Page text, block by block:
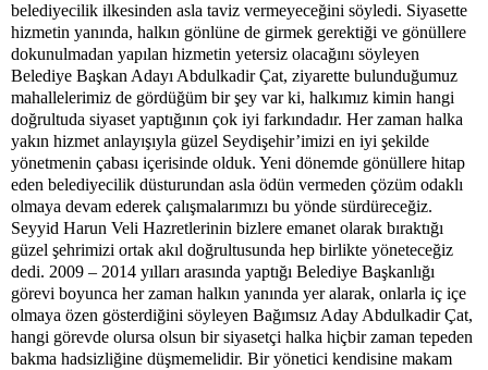
belediyecilik ilkesinden asla taviz vermeyeceğini söyledi. Siyasette
hizmetin yanında, halkın gönlüne de girmek gerektiği ve gönüllere
dokunulmadan yapılan hizmetin yetersiz olacağını söyleyen
Belediye Başkan Adayı Abdulkadir Çat, ziyarette bulunduğumuz
mahallelerimiz de gördüğüm bir şey var ki, halkımız kimin hangi
doğrultuda siyaset yaptığının çok iyi farkındadır. Her zaman halka
yakın hizmet anlayışıyla güzel Seydişehir’imizi en iyi şekilde
yönetmenin çabası içerisinde olduk. Yeni dönemde gönüllere hitap
eden belediyecilik düsturundan asla ödün vermeden çözüm odaklı
olmaya devam ederek çalışmalarımızı bu yönde sürdüreceğiz.
Seyyid Harun Veli Hazretlerinin bizlere emanet olarak bıraktığı
güzel şehrimizi ortak akıl doğrultusunda hep birlikte yöneteceğiz
dedi. 2009 – 2014 yılları arasında yaptığı Belediye Başkanlığı
görevi boyunca her zaman halkın yanında yer alarak, onlarla iç içe
olmaya özen gösterdiğini söyleyen Bağımsız Aday Abdulkadir Çat,
hangi görevde olursa olsun bir siyasetçi halka hiçbir zaman tepeden
bakma hadsizliğine düşmemelidir. Bir yönetici kendisine makam